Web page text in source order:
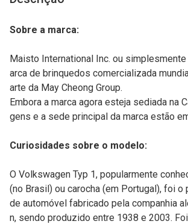
Sobre a marca:
Maisto International Inc. ou
arca de brinquedos comercializada
arte da May Cheong Group.
Embora a marca agora esteja sediada na
gens e a sede principal da marca estão
Curiosidades sobre o modelo:
O Volkswagen Typ 1, popularmente
(no Brasil) ou carocha (em Portugal), foi o
de automóvel fabricado pela companhia
n, sendo produzido entre 1938 e 2003.